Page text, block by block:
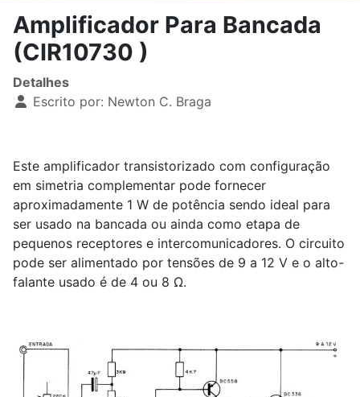
Amplificador Para Bancada
(CIR10730 )
Detalhes
Escrito por: Newton C. Braga
Este amplificador transistorizado com configuração
em simetria complementar pode fornecer
aproximadamente 1 W de potência sendo ideal para
ser usado na bancada ou ainda como etapa de
pequenos receptores e intercomunicadores. O circuito
pode ser alimentado por tensões de 9 a 12 V e o alto-
falante usado é de 4 ou 8 Ω.